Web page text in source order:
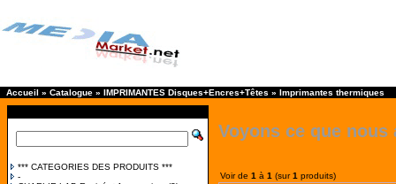
Accueil » Catalogue » IMPRIMANTES Disques+Encres+Têtes » Imprimantes thermiques
*** CATEGORIES DES PRODUITS ***
-
Voyons ce que nous
Voir de 1 à 1 (sur1 produits)